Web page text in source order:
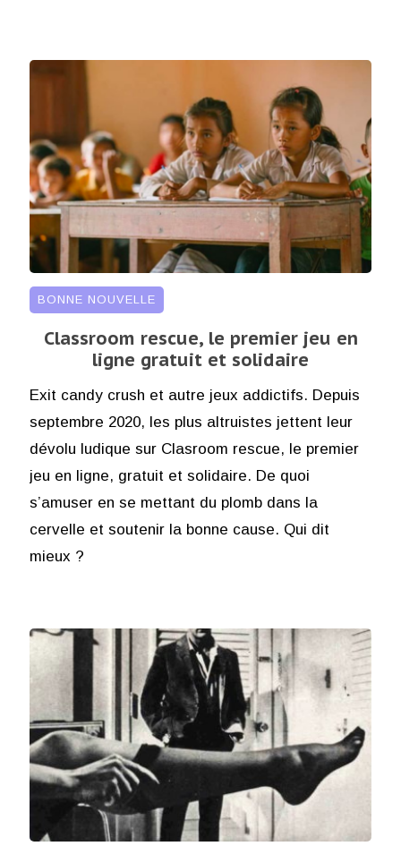
BONNE NOUVELLE
Classroom rescue, le premier jeu en
ligne gratuit et solidaire
Exit candy crush et autre jeux addictifs. Depuis
septembre 2020, les plus altruistes jettent leur
dévolu ludique sur Clasroom rescue, le premier
jeu en ligne, gratuit et solidaire. De quoi
s’amuser en se mettant du plomb dans la
cervelle et soutenir la bonne cause. Qui dit
mieux ?